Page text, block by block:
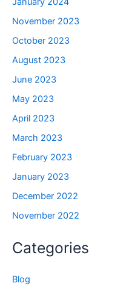
November 2023
October 2023
August 2023
June 2023
May 2023
April 2023
March 2023
February 2023
January 2023
December 2022
November 2022
Categories
Blog